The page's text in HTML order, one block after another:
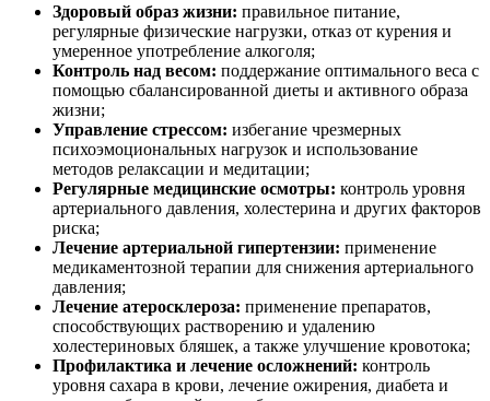
Здоровый образ жизни: правильное питание,
регулярные физические нагрузки, отказ от курения и
умеренное употребление алкоголя;
Контроль над весом: поддержание оптимального веса с
помощью сбалансированной диеты и активного образа
жизни;
Управление стрессом: избегание чрезмерных
психоэмоциональных нагрузок и использование
методов релаксации и медитации;
Регулярные медицинские осмотры: контроль уровня
артериального давления, холестерина и других факторов
риска;
Лечение артериальной гипертензии: применение
медикаментозной терапии для снижения артериального
давления;
Лечение атеросклероза: применение препаратов,
способствующих растворению и удалению
холестериновых бляшек, а также улучшение кровотока;
Профилактика и лечение осложнений: контроль
уровня сахара в крови, лечение ожирения, диабета и